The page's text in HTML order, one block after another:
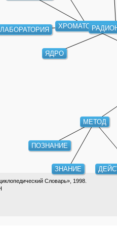
ХРОМАТОГРАФИЯ
МЕТОД
ЛАБОРАТОРИЯ
ЯДРО
ЗНАНИЕ
ПОЗНАНИЕ
Словарь», 1998.